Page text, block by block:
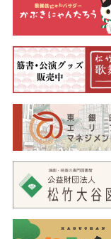
現したのは…。
「四の切」の通称
気作。狐忠信と本
ど、ケレン味あふ
約が緩和され、久々
び去ります。